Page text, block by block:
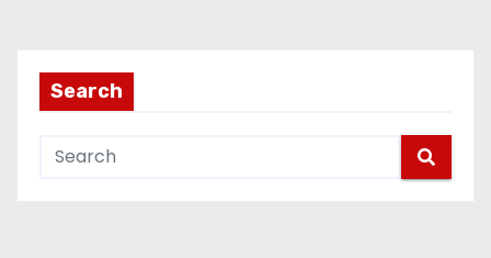
Search